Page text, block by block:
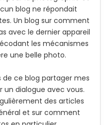
blog ne répondait
Un blog sur comment
avec le dernier appareil
les mécanismes
une belle photo.
ce blog partager mes
un dialogue avec vous.
des articles
et sur comment